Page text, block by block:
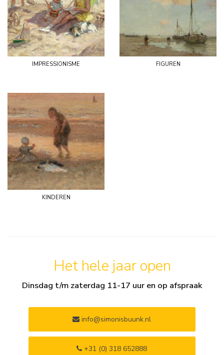
impressionisme figuren
kinderen
Het hele jaar open
Dinsdag t/m zaterdag 11-17 uur en op afspraak
info@simonisbuunk.nl
+31 (0) 318 652888